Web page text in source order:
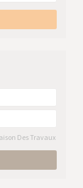
Des Travaux